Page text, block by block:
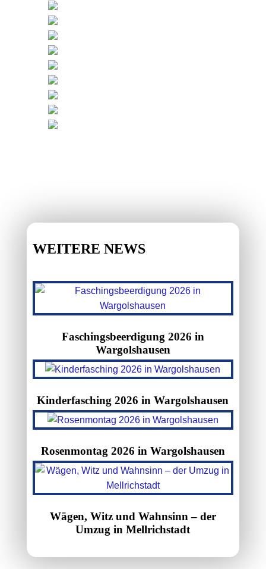
WEITERE NEWS
Faschingsbeerdigung 2026 in
Wargolshausen
Kinderfasching 2026 in Wargolshausen
Rosenmontag 2026 in Wargolshausen
Wägen, Witz und Wahnsinn – der
Umzug in Mellrichstadt